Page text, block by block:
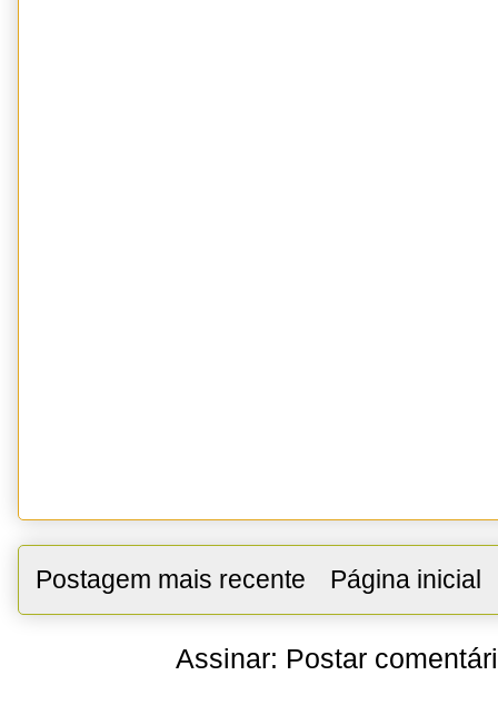
Postagem mais recente Página inicial
Assinar: Postar